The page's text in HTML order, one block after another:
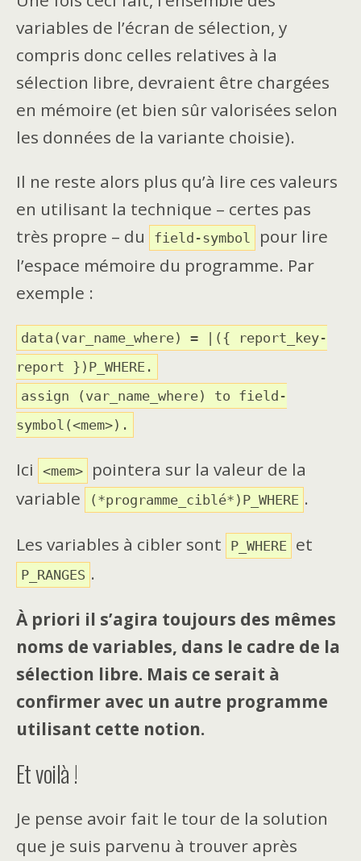
variables de l’écran de sélection, y
compris donc celles relatives à la
sélection libre, devraient être chargées
en mémoire (et bien sûr valorisées selon
les données de la variante choisie).
Il ne reste alors plus qu’à lire ces valeurs
en utilisant la technique – certes pas
très propre – du
field-symbol
pour lire
l’espace mémoire du programme. Par
exemple :
data(var_name_where) = |({ report_key-
report })P_WHERE.
assign (var_name_where) to field-
symbol(<mem>).
Ici <mem>
pointera sur la valeur de la
variable
(*programme_ciblé*)P_WHERE .
Les variables à cibler sont P_WHERE et
P_RANGES .
À priori il s’agira toujours des mêmes
noms de variables, dans le cadre de la
sélection libre. Mais ce serait à
confirmer avec un autre programme
utilisant cette notion.
Et voilà !
Je pense avoir fait le tour de la solution
que je suis parvenu à trouver après